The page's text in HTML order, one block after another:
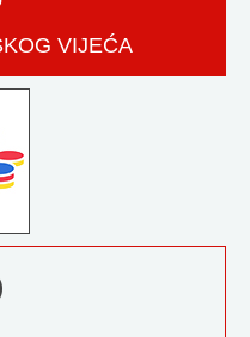
VIJEĆA